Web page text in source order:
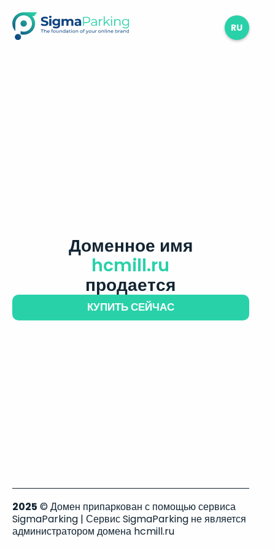
RU
Доменное имя
hcmill.ru
продается
КУПИТЬ СЕЙЧАС
2025 © Домен припаркован с помощью сервиса
SigmaParking | Сервис SigmaParking не является
администратором домена hcmill.ru